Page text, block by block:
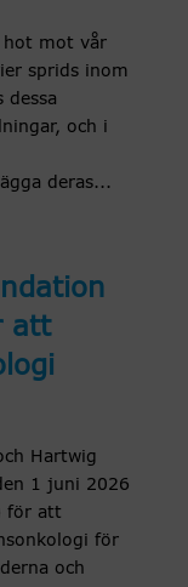
hot mot vår
sprids inom
dessa
och i
deras...
att
Hartwig
1 juni 2026
för att
för
och